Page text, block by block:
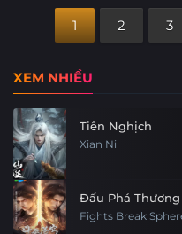
1 2 3
XEM NHIỀU
Tiên Nghịch
Xian Ni
Đấu Phá
Fights Break